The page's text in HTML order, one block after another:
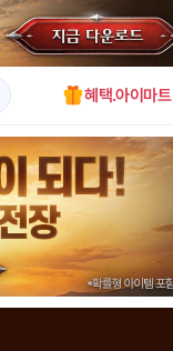
혜택.아이마트